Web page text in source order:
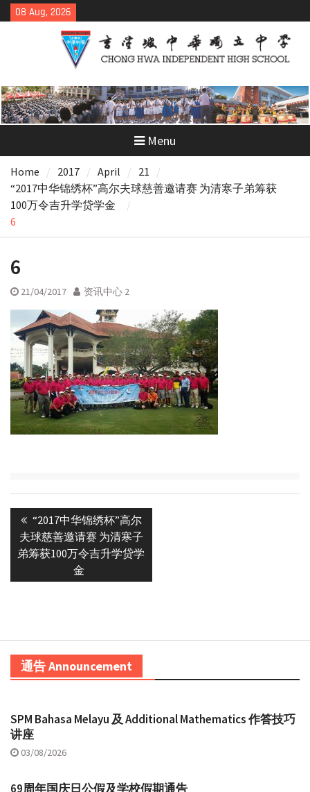
Skip
to
08 Aug, 2026
Menu
Home 2017 April
21
“2017中华锦绣杯”高尔夫球慈善邀请赛 为清寒子弟筹获
100万令吉升学贷学金
6
6
21/04/2017 资讯中心 2
navigation
Previous
post:
“2017中华锦绣杯”高尔
夫球慈善邀请赛 为清寒子
弟筹获100万令吉升学贷学
金
通告 Announcement
SPM Bahasa Melayu 及 Additional Mathematics 作答技巧
讲座
03/08/2026
69周年国庆日公假及学校假期通告